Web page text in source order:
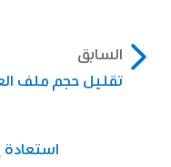
السابق
تقليل حجم ملف